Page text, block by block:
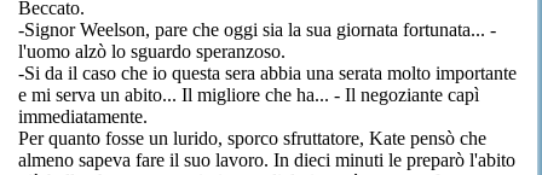
Beccato.
-Signor Weelson, pare che oggi sia la sua giornata fortunata... -
l'uomo alzò lo sguardo speranzoso.
-Si da il caso che io questa sera abbia una serata molto importante
e mi serva un abito... Il migliore che ha... - Il negoziante capì
immediatamente.
Per quanto fosse un lurido, sporco sfruttatore, Kate pensò che
almeno sapeva fare il suo lavoro. In dieci minuti le preparò l'abito